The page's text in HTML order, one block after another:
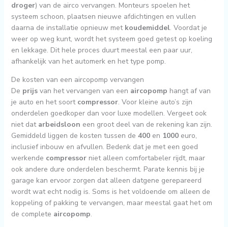
droger) van de airco vervangen. Monteurs spoelen het
systeem schoon, plaatsen nieuwe afdichtingen en vullen
daarna de installatie opnieuw met koudemiddel. Voordat je
weer op weg kunt, wordt het systeem goed getest op koeling
en lekkage. Dit hele proces duurt meestal een paar uur,
afhankelijk van het automerk en het type pomp.
De kosten van een aircopomp vervangen
De prijsvan het vervangen van een aircopomp hangt af van
je auto en het soort compressor. Voor kleine auto’s zijn
onderdelen goedkoper dan voor luxe modellen. Vergeet ook
niet dat arbeidsloon een groot deel van de rekening kan zijn.
Gemiddeld liggen de kosten tussen de 400en 1000euro,
inclusief inbouw en afvullen. Bedenk dat je met een goed
werkende compressorniet alleen comfortabeler rijdt, maar
ook andere dure onderdelen beschermt. Parate kennis bij je
garage kan ervoor zorgen dat alleen datgene gerepareerd
wordt wat echt nodig is. Soms is het voldoende om alleen de
koppeling of pakking te vervangen, maar meestal gaat het om
de complete aircopomp.